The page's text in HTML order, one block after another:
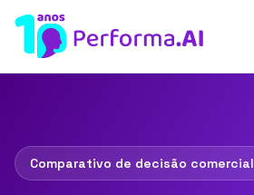
Comparativo de decisão comercial